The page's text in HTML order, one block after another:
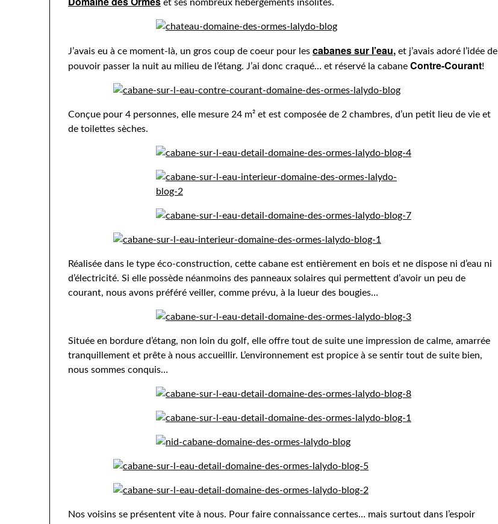
et ses nombreux hébergements insolites.
J’avais eu à ce moment-là, un gros coup de coeur pour les cabanes sur l’eau, et j’avais adoré l’idée de
pouvoir passer la nuit au milieu de l’étang. J’ai donc craqué… et réservé la cabane Contre-Courant!
Conçue pour 4 personnes, elle mesure 24 m² et est composée de 2 chambres, d’un petit lieu de vie et
de toilettes sèches.
Réalisée dans le type éco-construction, cette cabane est entièrement en bois et ne dispose ni d’eau ni
d’électricité. Si elle possède néanmoins des panneaux solaires qui permettent d’avoir un peu de
courant, nous avons préféré veiller, comme prévu, à la lueur des bougies…
Située en bordure d’étang, non loin du golf, elle offre tout de suite une impression de calme, amarrée
tranquillement et prête à nous accueillir. L’environnement est propice à se sentir tout de suite bien,
nous sommes conquis…
Nos voisins se présentent vite à nous. Pour faire connaissance certes… mais surtout dans l’espoir